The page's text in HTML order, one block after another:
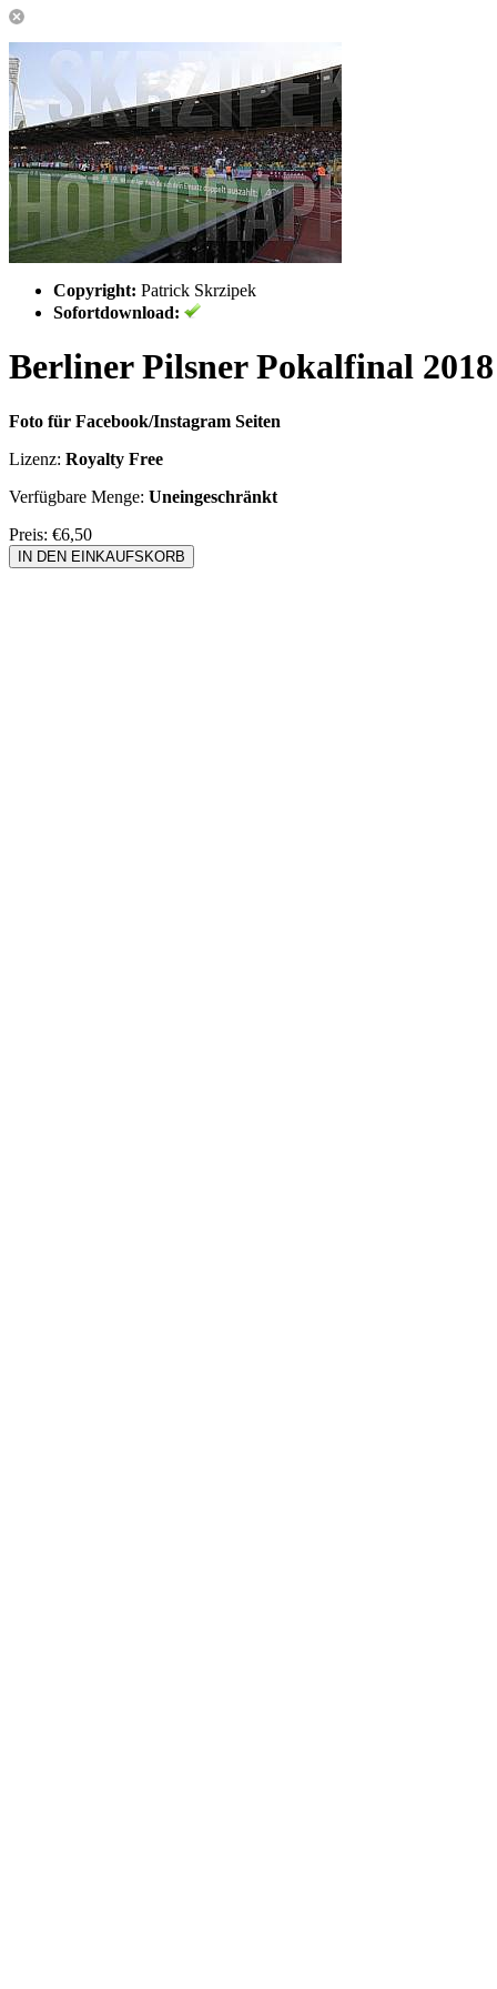
Copyright: Patrick Skrzipek
Sofortdownload:
Berliner Pilsner Pokalfinal
Foto für Facebook/Instagram Seiten
Lizenz: Royalty Free
Verfügbare Menge: Uneingeschränkt
Preis: €6,50